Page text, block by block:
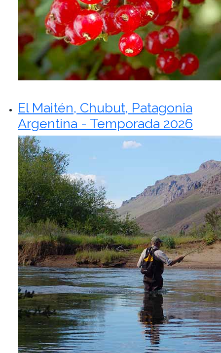
El Maitén, Chubut, Patagonia
Argentina - Temporada 2026